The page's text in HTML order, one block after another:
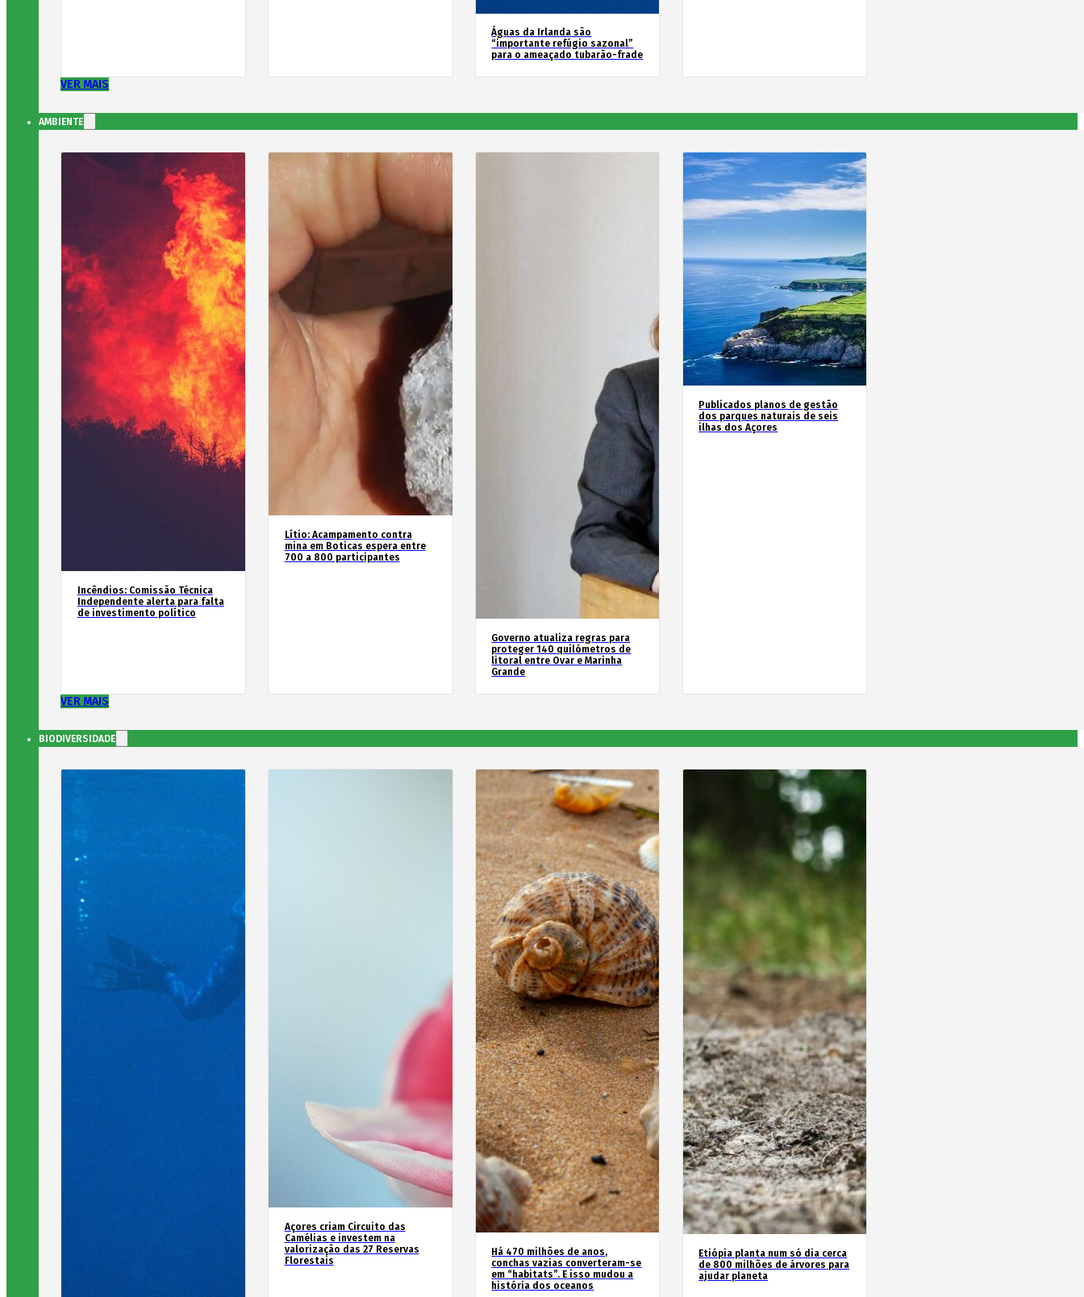
Águas da Irlanda são
“importante refúgio sazonal”
para o ameaçado tubarão-frade
VER MAIS
AMBIENTE
Incêndios: Comissão Técnica
Independente alerta para falta
de investimento político
Lítio: Acampamento contra
mina em Boticas espera entre
700 a 800 participantes
Governo atualiza regras para
proteger 140 quilómetros de
litoral entre Ovar e Marinha
Grande
Publicados planos de gestão
dos parques naturais de seis
ilhas dos Açores
VER MAIS
BIODIVERSIDADE
Açores criam Circuito das
Camélias e investem na
valorização das 27 Reservas
Florestais
Há 470 milhões de anos,
conchas vazias converteram-se
em “habitats”. E isso mudou a
história dos oceanos
Etiópia planta num só dia cerca
de 800 milhões de árvores para
ajudar planeta